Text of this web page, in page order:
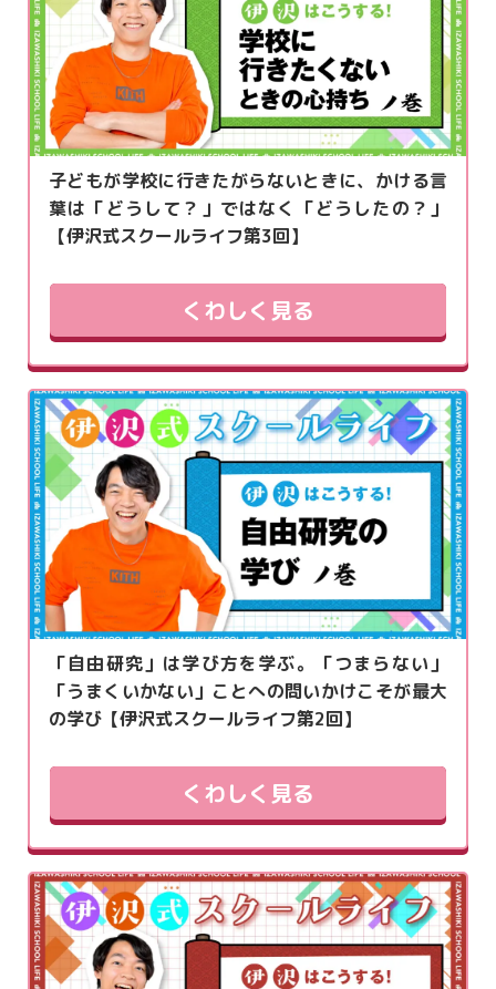
子どもが学校に行きたがらないときに、かける言
葉は「どうして？」ではなく「どうしたの？」
【伊沢式スクールライフ第3回】
くわしく見る
「自由研究」は学び方を学ぶ。「つまらない」
「うまくいかない」ことへの問いかけこそが最大
の学び【伊沢式スクールライフ第2回】
くわしく見る